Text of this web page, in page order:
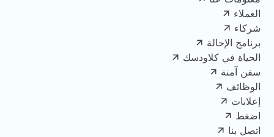
العملاء
شركاء
برنامج الإحالة
الحياة في كلاودسك
سفن آمنة
الوظائف
إعلانات
اضغط
اتصل بنا